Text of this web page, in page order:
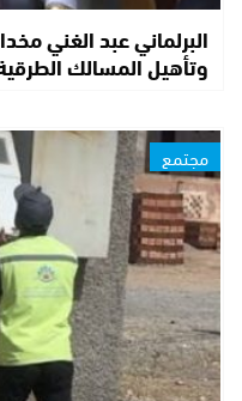
البرلماني عبد الغني
وتأهيل المسالك
مجتمع